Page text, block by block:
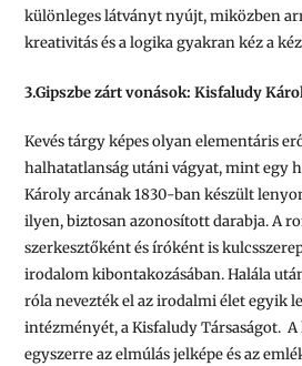
különleges látványt nyújt, miközben
kreativitás és a logika gyakran kéz a
3.Gipszbe zárt vonások: Kisfaludy
Kevés tárgy képes olyan elementáris
halhatatlanság utáni vágyat, mint egy
Károly arcának 1830-ban készült
ilyen, biztosan azonosított darabja. A
szerkesztőként és íróként is
irodalom kibontakozásában. Halála
róla nevezték el az irodalmi élet egyik
intézményét, a Kisfaludy Társaságot.
egyszerre az elmúlás jelképe és az